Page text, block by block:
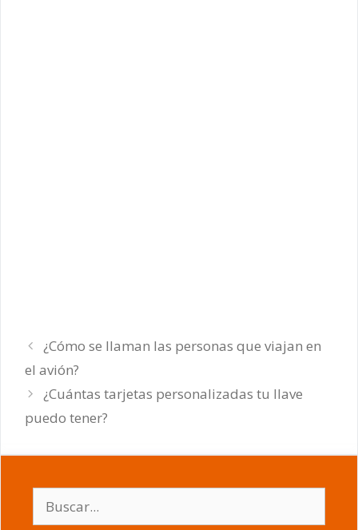
¿Cómo se llaman las personas que viajan en
el avión?
¿Cuántas tarjetas personalizadas tu llave
puedo tener?